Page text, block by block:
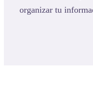
organizar tu